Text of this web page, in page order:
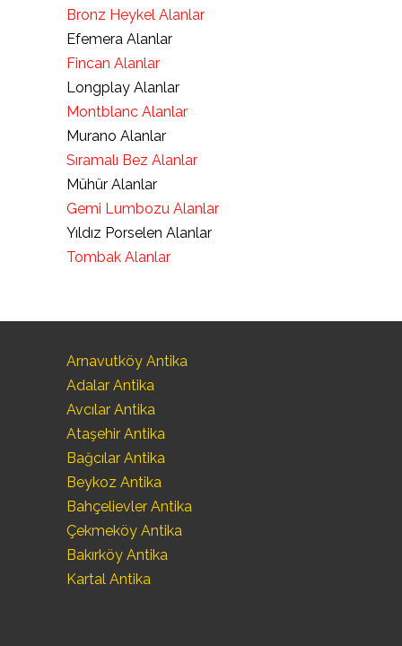
Bronz Heykel Alanlar
Efemera Alanlar
Fincan Alanlar
Longplay Alanlar
Montblanc Alanlar
Murano Alanlar
Sıramalı Bez Alanlar
Mühür Alanlar
Gemi Lumbozu Alanlar
Yıldız Porselen Alanlar
Tombak Alanlar
Arnavutköy Antika
Adalar Antika
Avcılar Antika
Ataşehir Antika
Bağcılar Antika
Beykoz Antika
Bahçelievler Antika
Çekmeköy Antika
Bakırköy Antika
Kartal Antika